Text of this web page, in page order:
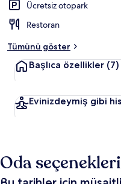
Ücretsiz otopark
Restoran
Tümünü göster
Başlıca özellikler (7)
Evinizdeymiş gibi
Oda seçenekleri